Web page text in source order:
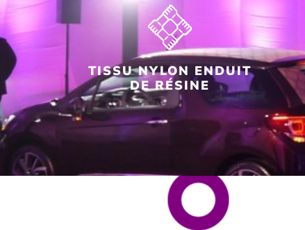
TISSU NYLON ENDUIT
DE RÉSINE